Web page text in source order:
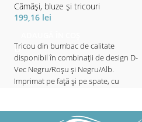
Cămăși, bluze și tricouri
199,16 lei
Tricou din bumbac de calitate
disponibil în combinații de design D-
Vec Negru/Roșu și Negru/Alb.
Imprimat pe față și pe spate, cu